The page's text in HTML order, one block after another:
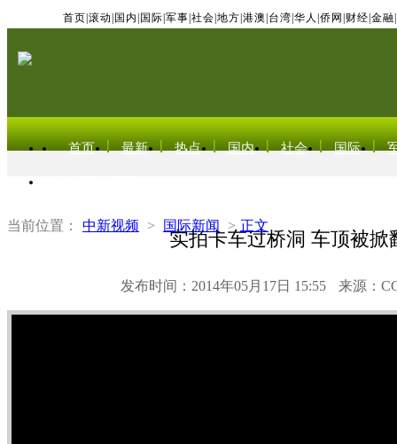
首页 滚动 国内 国际 军事 社会 地方 港澳 台湾 华人 侨网 财经 金融
首页 最新 热点 国内 社会 国际
当前位置： 中新视频 > 国际新闻 > 正文
实拍卡车过桥洞 车顶被掀
发布时间：2014年05月17日 15:55 来源：